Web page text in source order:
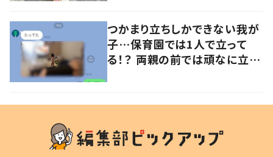
つかまり立ちしかできない我が
子…保育園では1人で立って
る！？ 両親の前では頑なに立た